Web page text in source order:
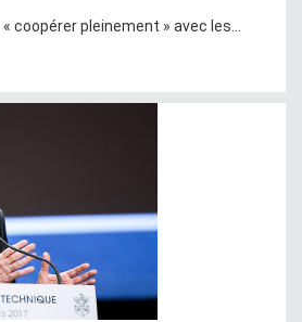
coopérer pleinement » avec les...